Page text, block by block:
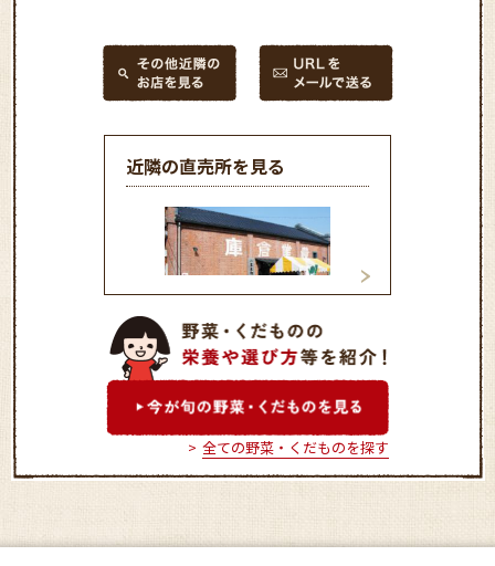
近隣の直売所を見る
オアシス洞門店
築東ふれあい市
全ての野菜・くだものを探す